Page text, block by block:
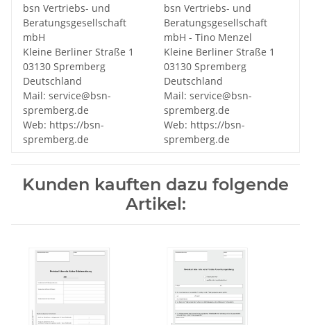
bsn Vertriebs- und
Beratungsgesellschaft
mbH
Kleine Berliner Straße 1
03130 Spremberg
Deutschland
Mail: service@bsn-
spremberg.de
Web: https://bsn-
spremberg.de
bsn Vertriebs- und
Beratungsgesellschaft
mbH - Tino Menzel
Kleine Berliner Straße 1
03130 Spremberg
Deutschland
Mail: service@bsn-
spremberg.de
Web: https://bsn-
spremberg.de
Kunden kauften dazu folgende
Artikel: